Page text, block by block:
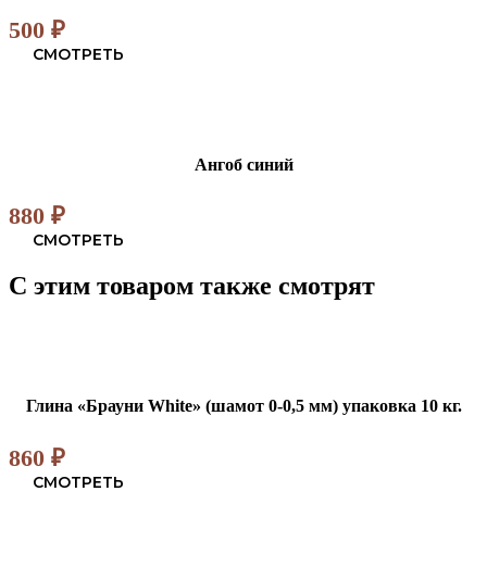
500 ₽
СМОТРЕТЬ
Ангоб синий
880 ₽
СМОТРЕТЬ
С этим товаром также смотрят
Глина «Брауни White» (шамот 0-0,5 мм) упаковка 10 кг.
860 ₽
СМОТРЕТЬ